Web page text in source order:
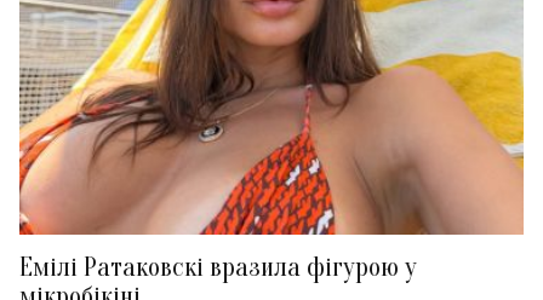
Емілі Ратаковскі вразила фігурою у